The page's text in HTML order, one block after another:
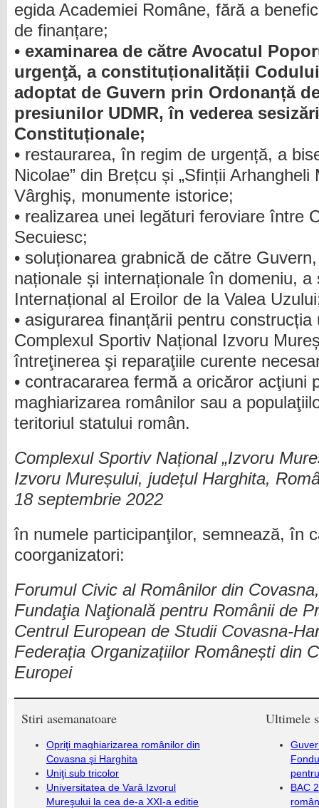
egida Academiei Române, fără a
de finanțare;
• examinarea de către Avocatul
urgenţă, a constituționalității
adoptat de Guvern prin Ordonanță
presiunilor UDMR, în vederea
Constituționale;
• restaurarea, în regim de urgență, a
Nicolae” din Brețcu și „Sfinții Arhangheli
Vârghiș, monumente istorice;
• realizarea unei legături feroviare între
Secuiesc;
• soluționarea grabnică de către
naționale și internaționale în domeniu, a
Internațional al Eroilor de la Valea
• asigurarea finanțării pentru
Complexul Sportiv Național Izvoru
întreţinerea şi reparaţiile curente
• contracararea fermă a oricăror acţiuni
maghiarizarea românilor sau a
teritoriul statului român.
Complexul Sportiv Național „Izvoru
Izvoru Mureșului, județul Harghita,
18 septembrie 2022
în numele participanţilor, semnează, în
coorganizatori:
Forumul Civic al Românilor din
Fundaţia Naţională pentru Românii de
Centrul European de Studii Covasna-
Federația Organizațiilor Românești din
Europei
Stiri asemanatoare
Opriţi maghiarizarea românilor din
Covasna şi Harghita
Uniţi sub tricolor
Universitatea de Vară Izvorul
Mureşului la cea de-a XXI-a editie
Ultimele
BAC